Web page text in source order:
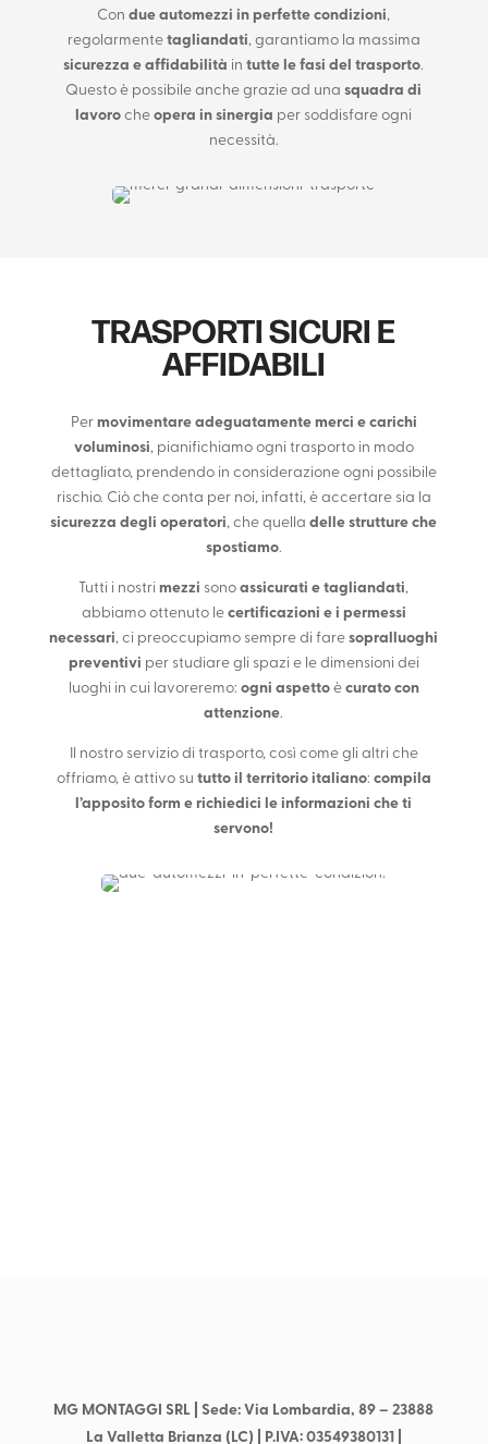
Condue automezzi in perfette condizioni,
regolarmente tagliandati, garantiamo la massima
sicurezza e affidabilità in tutte le fasi del trasporto.
Questo è possibile anche grazie ad unasquadra di
lavoro cheopera in sinergia per soddisfare ogni
necessità.
TRASPORTI SICURI E
AFFIDABILI
Per movimentare adeguatamente merci e carichi
voluminosi, pianifichiamo ogni trasporto in modo
dettagliato, prendendo in considerazione ogni possibile
rischio. Ciò che conta per noi, infatti, è accertare sia la
sicurezza degli operatori, che quelladelle strutture che
spostiamo.
Tutti i nostrimezzi sonoassicurati e tagliandati,
abbiamo ottenuto le certificazioni e i permessi
necessari, ci preoccupiamo sempre di faresopralluoghi
preventivi per studiare gli spazi e le dimensioni dei
luoghi in cui lavoreremo: ogni aspettoè curato con
attenzione.
Il nostro servizio di trasporto, così come gli altri che
offriamo, è attivo su tutto il territorio italiano: compila
l’apposito form e richiedici le informazioni che ti
servono!
MG MONTAGGI SRL | Sede: Via Lombardia, 89 –23888
La Valletta Brianza (LC) | P.IVA: 03549380131 |